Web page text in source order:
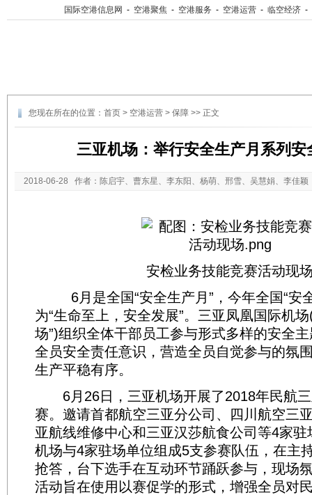
国际空港信息网 - 空港聚焦 - 空港服务 - 空港运营 - 临空经济 -
您现在所在的位置： 首页 > 空港运营 > 保障 >> 正文
三亚机场：举行安全生产月系列安
2018-06-28
作者：陈启宇、曹东星、李东阳、杨萌、邢雪、吴慧娟、李佳
安检业务技能竞赛活动现
6月是全国“安全生产月”，今年全国“安
为“生命至上，安全发展”。三亚凤凰国际机
场”)组织全体干部员工参与形式多样的安全
全员安全责任意识，营造全员自觉参与的氛
生产平稳有序。
6月26日，三亚机场开展了2018年民航三
赛。邀请首都航空三亚分公司、四川航空三
亚航线维修中心和三亚汉莎航食公司等4家
机场与4家驻场单位组成5支参赛队伍，在主
抢答，台下选手在互动环节踊跃参与，现场
活动旨在使用以赛促学的形式，增强全员对